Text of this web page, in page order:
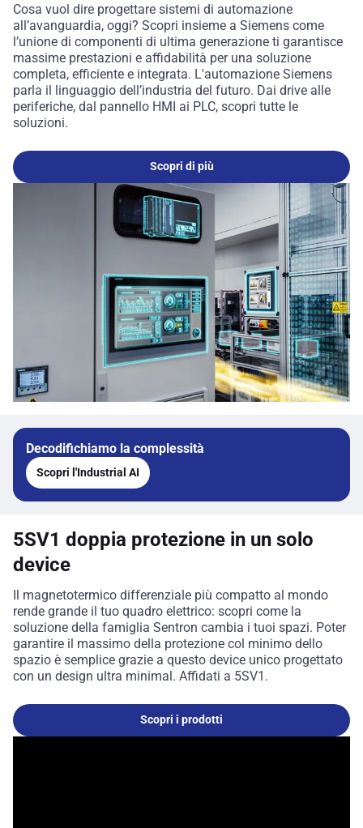
Cosa vuol dire progettare sistemi di automazione
all’avanguardia, oggi? Scopri insieme a Siemens come
l’unione di componenti di ultima generazione ti garantisce
massime prestazioni e affidabilità per una soluzione
completa, efficiente e integrata. L'automazione Siemens
parla il linguaggio dell’industria del futuro. Dai drive alle
periferiche, dal pannello HMI ai PLC, scopri tutte le
soluzioni.
Scopri di più
Decodifichiamo la complessità
Scopri l'Industrial AI
5SV1 doppia protezione in un solo
device
Il magnetotermico differenziale più compatto al mondo
rende grande il tuo quadro elettrico: scopri come la
soluzione della famiglia Sentron cambia i tuoi spazi. Poter
garantire il massimo della protezione col minimo dello
spazio è semplice grazie a questo device unico progettato
con un design ultra minimal. Affidati a 5SV1.
Scopri i prodotti